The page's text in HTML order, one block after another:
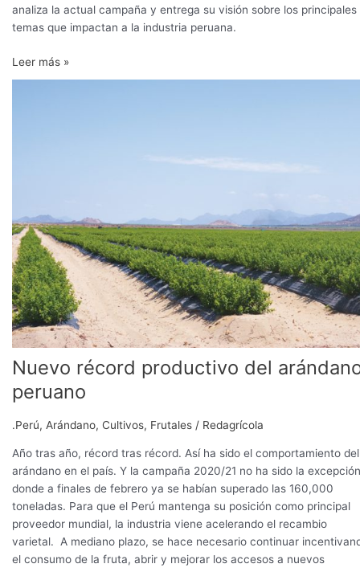
analiza la actual campaña y entrega su visión sobre los principales
temas que impactan a la industria peruana.
Leer más »
Nuevo récord productivo del
peruano
.Perú, Arándano, Cultivos, Frutales / Redagrícola
Año tras año, récord tras récord. Así ha sido el comportamiento del
arándano en el país. Y la campaña 2020/21 no ha sido la
donde a finales de febrero ya se habían superado las 160,000
toneladas. Para que el Perú mantenga su posición como principal
proveedor mundial, la industria viene acelerando el recambio
varietal. A mediano plazo, se hace necesario continuar
el consumo de la fruta, abrir y mejorar los accesos a nuevos